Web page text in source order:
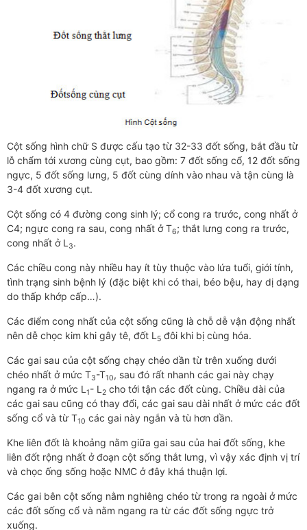
Cột sống hình chữ S được cấu tạo từ 32-33 đốt sống, bắt đầu từ
lỗ chẩm tới xương cùng cụt, bao gồm: 7 đốt sống cổ, 12 đốt sống
ngực, 5 đốt sống lưng, 5 đốt cùng dính vào nhau và tận cùng là
3-4 đốt xương cụt.
Cột sống có 4 đường cong sinh lý; cổ cong ra trước, cong nhất ở
C4; ngực cong ra sau, cong nhất ở T6; thắt lưng cong ra trước,
cong nhất ở L 3.
Các chiều cong này nhiều hay ít tùy thuộc vào lứa tuổi, giới tính,
tình trạng sinh bệnh lý (đặc biệt khi có thai, béo bệu, hay dị dạng
do thấp khớp cấp…).
Các điểm cong nhất của cột sống cũng là chỗ dễ vận động nhất
nên dễ chọc kim khi gây tê, đốt L 5 đôi khi bị cùng hóa.
Các gai sau của cột sống chạy chéo dần từ trên xuống dưới
chéo nhất ở mức T3-T10, sau đó rất nhanh các gai này chạy
ngang ra ở mức L 1- L 2 cho tới tận các đốt cùng. Chiều dài của
các gai sau cũng có thay đổi, các gai sau dài nhất ở mức các đốt
sống cổ và từ T10 các gai này ngắn và tù hơn dần.
Khe liên đốt là khoảng nằm giữa gai sau của hai đốt sống, khe
liên đốt rộng nhất ở đoạn cột sống thắt lưng, vì vậy xác định vị trí
và chọc ống sống hoặc NMC ở đây khá thuận lợi.
Các gai bên cột sống nằm nghiêng chéo từ trong ra ngoài ở mức
các đốt sống cổ và nằm ngang ra từ các đốt sống ngực trở
xuống.